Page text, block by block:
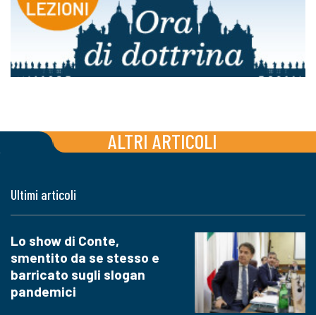
ALTRI ARTICOLI
Ultimi articoli
Lo show di Conte,
smentito da se stesso e
barricato sugli slogan
pandemici